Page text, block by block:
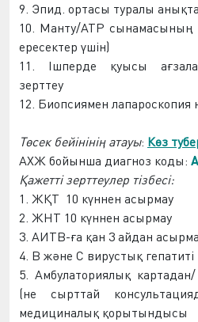
9. Эпид. ортасы туралы
10. Манту/АТР сынамасының
ересектер үшін)
11. Ішперде қуысы
зерттеу
12. Биопсиямен лапароскопия
Төсек бейінінің атауы: Көз
АХЖ бойынша диагноз коды:
Қажетті зерттеулер тізбесі:
1. ЖҚТ 10 күннен асырмау
2. ЖНТ 10 күннен асырмау
3. АИТВ-ға қан 3 айдан
4. В және С вирустық гепатиті
5. Амбулаториялық
(не сырттай
медициналық қорытындысы